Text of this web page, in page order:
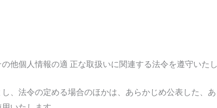
他個人情報の適 正な取扱いに関連する法令を遵守いた
、法令の定める場合のほかは、あらかじめ公表した、